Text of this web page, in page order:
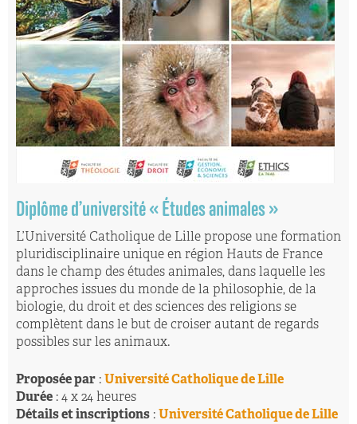
Diplôme d’université « Études animales »
L’Université Catholique de Lille propose une formation
pluridisciplinaire unique en région Hauts de France
dans le champ des études animales, dans laquelle les
approches issues du monde de la philosophie, de la
biologie, du droit et des sciences des religions se
complètent dans le but de croiser autant de regards
possibles sur les animaux.
Proposée par : Université Catholique de Lille
Durée : 4 x 24 heures
Détails et inscriptions : Université Catholique de Lille